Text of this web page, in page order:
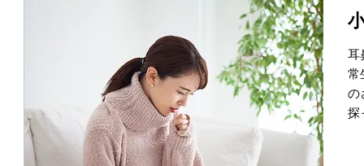
耳
常
の
探